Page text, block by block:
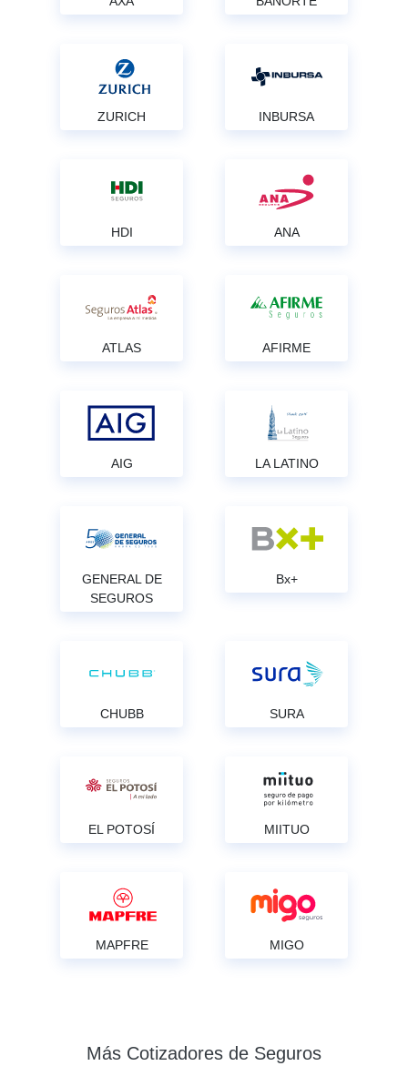
ZURICH INBURSA
HDI ANA
ATLAS AFIRME
AIG LA LATINO
GENERAL DE
SEGUROS
Bx+
CHUBB SURA
EL POTOSÍ MIITUO
MAPFRE MIGO
Más Cotizadores de Seguros